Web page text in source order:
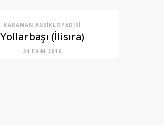
KARAMAN ANSIKLOPEDISI
Yollarbaşı (İlisıra)
24 EKIM 2016